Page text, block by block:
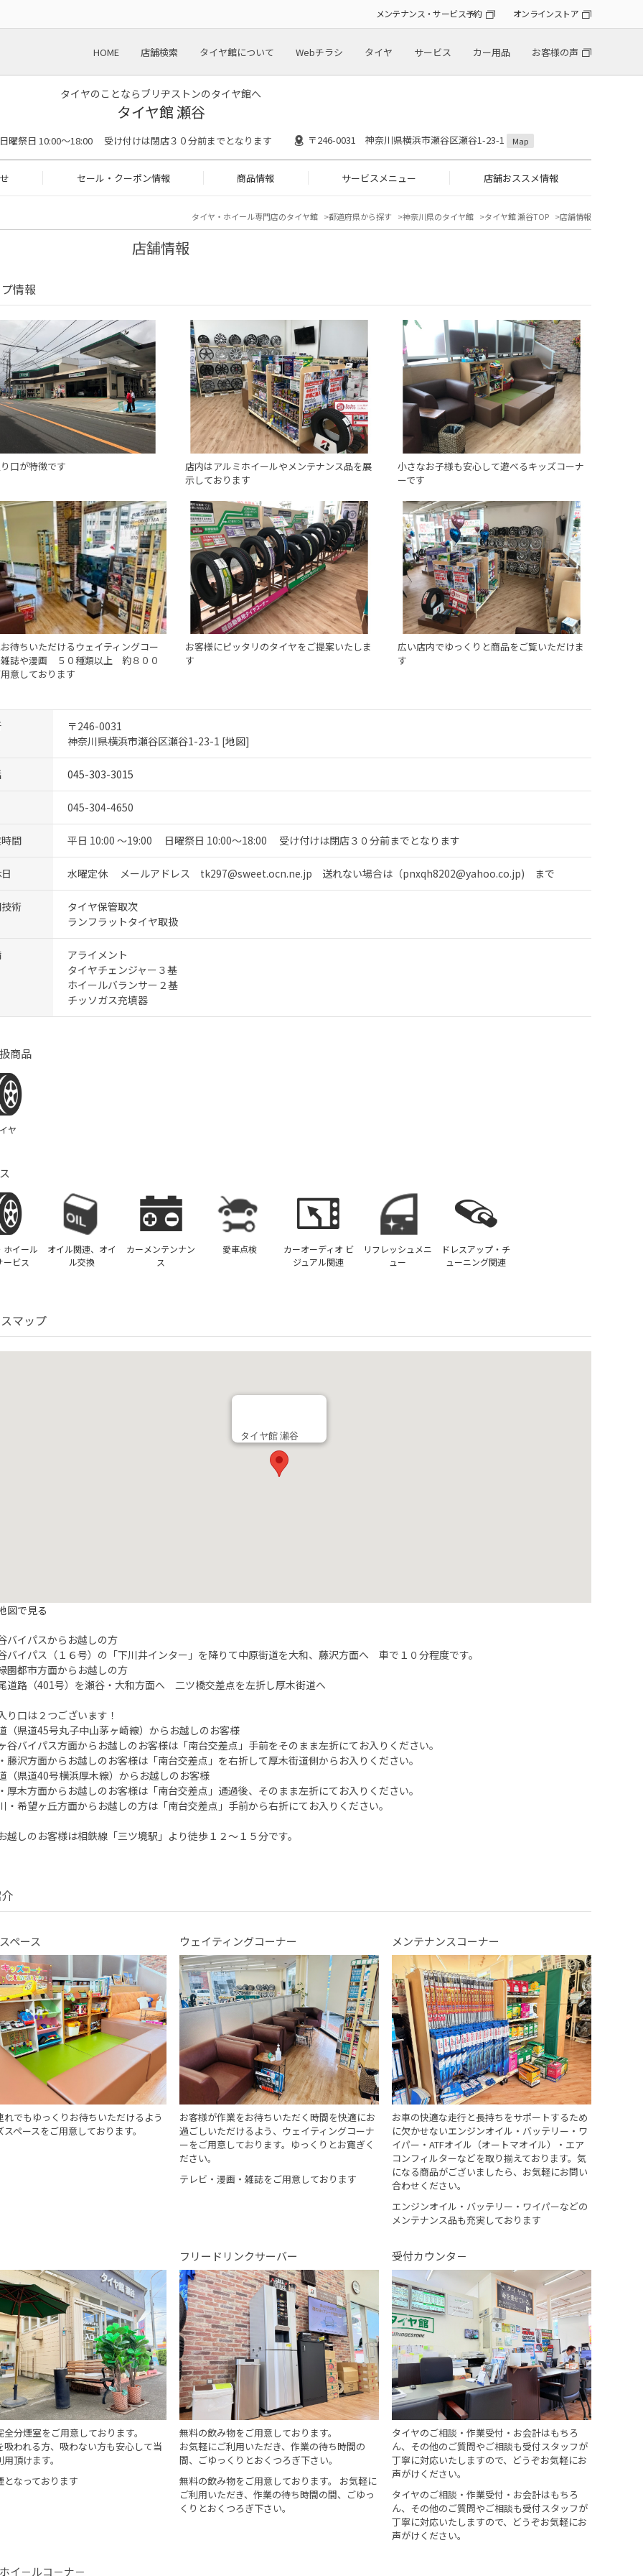
メンテナンス・サービス予約 オンラインストア
HOME 店舗検索 タイヤ館について Webチラシ タイヤ サービス カー用品 お客様の声
タイヤのことならブリヂストンのタイヤ館へ
タイヤ館 瀬谷
曜祭日 10:00～18:00 受け付けは閉店３０分前までとなります 〒246-0031 神奈川県横浜市瀬谷区瀬谷1-23-1 Map
セール・クーポン情報 商品情報 サービスメニュー 店舗おススメ情報
タイヤ・ホイール専門店のタイヤ館 都道府県から探す 神奈川県のタイヤ館 タイヤ館 瀬谷TOP 店舗情報
店舗情報
情報
口が特徴です
店内はアルミホイールやメンテナンス品を展
示しております
小さなお子様も安心して遊べるキッズコーナ
ーです
待ちいただけるウェイティングコー
誌や漫画 ５０種類以上 約８００
意しております
お客様にピッタリのタイヤをご提案いたしま
す
広い店内でゆっくりと商品をご覧いただけま
す
〒246-0031
神奈川県横浜市瀬谷区瀬谷1-23-1 [地図]
045-303-3015
045-304-4650
間 平日 10:00 ～19:00 日曜祭日 10:00～18:00 受け付けは閉店３０分前までとなります
水曜定休 メールアドレス tk297@sweet.ocn.ne.jp 送れない場合は（pnxqh8202@yahoo.co.jp) まで
術
タイヤ保管取次
ランフラットタイヤ取扱
アライメント
タイヤチェンジャー３基
ホイールバランサー２基
チッソガス充填器
商品
ヤ
ホイール
ービス
オイル関連、オイ
ル交換
カーメンテンナン
ス
愛車点検
カーオーディオ ビ
ジュアル関連
リフレッシュメニ
ュー
ドレスアップ・チ
ューニング関連
マップ
タイヤ館 瀬谷
図で見る
バイパスからお越しの方
バイパス（１６号）の「下川井インター」を降りて中原街道を大和、藤沢方面へ 車で１０分程度です。
園都市方面からお越しの方
道路（401号）を瀬谷・大和方面へ 二ツ橋交差点を左折し厚木街道へ
り口は２つございます！
（県道45号丸子中山茅ヶ崎線）からお越しのお客様
谷バイパス方面からお越しのお客様は「南台交差点」手前をそのまま左折にてお入りください。
藤沢方面からお越しのお客様は「南台交差点」を右折して厚木街道側からお入りください。
（県道40号横浜厚木線）からお越しのお客様
厚木方面からお越しのお客様は「南台交差点」通過後、そのまま左折にてお入りください。
・希望ヶ丘方面からお越しの方は「南台交差点」手前から右折にてお入りください。
越しのお客様は相鉄線「三ツ境駅」より徒歩１２～１５分です。
ペース
れでもゆっくりお待ちいただけるよう
スペースをご用意しております。
ウェイティングコーナー
お客様が作業をお待ちいただく時間を快適にお
過ごしいただけるよう、ウェイティングコーナ
ーをご用意しております。ゆっくりとお寛ぎく
ださい。
テレビ・漫画・雑誌をご用意しております
メンテナンスコーナー
お車の快適な走行と長持ちをサポートするため
に欠かせないエンジンオイル・バッテリー・ワ
イパー・ATFオイル（オートマオイル）・エア
コンフィルターなどを取り揃えております。気
になる商品がございましたら、お気軽にお問い
合わせください。
エンジンオイル・バッテリー・ワイパーなどの
メンテナンス品も充実しております
全分煙室をご用意しております。
吸われる方、吸わない方も安心して当
頂けます。
となっております
フリードリンクサーバー
無料の飲み物をご用意しております。
お気軽にご利用いただき、作業の待ち時間の
間、ごゆっくりとおくつろぎ下さい。
無料の飲み物をご用意しております。 お気軽に
ご利用いただき、作業の待ち時間の間、ごゆっ
くりとおくつろぎ下さい。
受付カウンタ－
タイヤのご相談・作業受付・お会計はもちろ
ん、その他のご質問やご相談も受付スタッフが
丁寧に対応いたしますので、どうぞお気軽にお
声がけください。
タイヤのご相談・作業受付・お会計はもちろ
ん、その他のご質問やご相談も受付スタッフが
丁寧に対応いたしますので、どうぞお気軽にお
声がけください。
イ－ルコ－ナ－